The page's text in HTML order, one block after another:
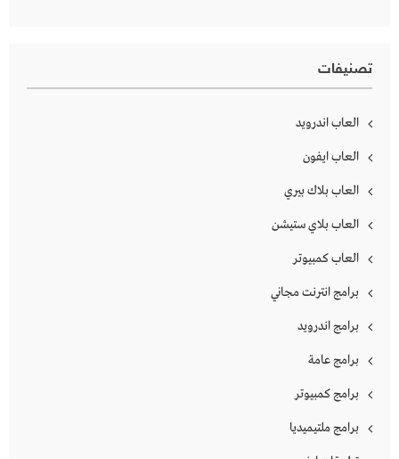
تصنيفات
العاب اندرويد
العاب ايفون
العاب بلاك بيري
العاب بلاي ستيشن
العاب كمبيوتر
برامج انترنت مجاني
برامج اندرويد
برامج عامة
برامج كمبيوتر
برامج ملتيميديا